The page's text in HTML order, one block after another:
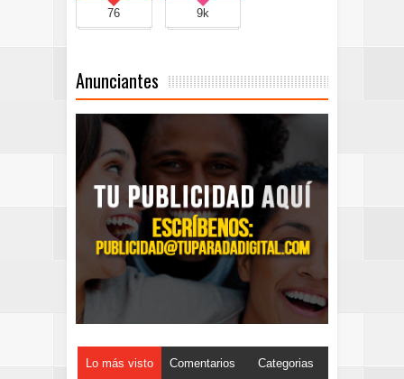
76 9k
Anunciantes
Lo más visto Comentarios Categorias